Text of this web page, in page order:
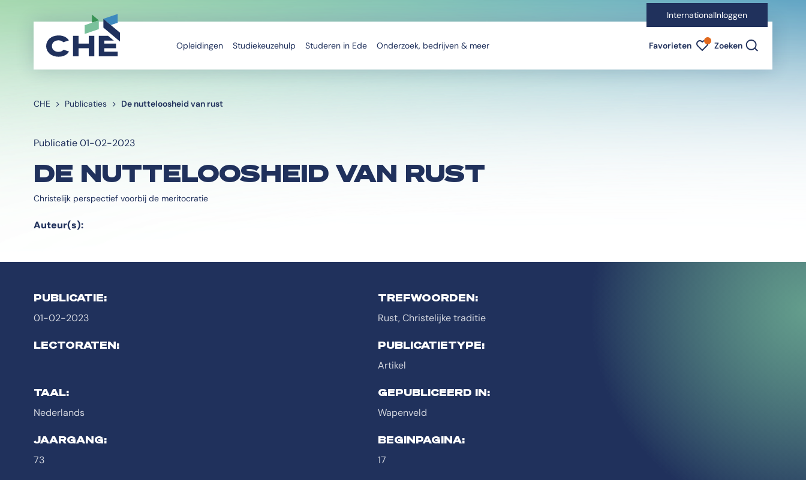
InternationalInloggen
Opleidingen Studiekeuzehulp Studeren in Ede Onderzoek, bedrijven & meer Favorieten Favorieten indicator
Zoeken
CHE Publicaties De nutteloosheid van rust
Publicatie 01-02-2023
DE NUTTELOOSHEID VAN RUST
Christelijk perspectief voorbij de meritocratie
Auteur(s):
PUBLICATIE:
01-02-2023
TREFWOORDEN:
Rust, Christelijke traditie
LECTORATEN:
PUBLICATIETYPE:
Artikel
TAAL:
Nederlands
GEPUBLICEERD IN:
Wapenveld
JAARGANG:
73
BEGINPAGINA:
17